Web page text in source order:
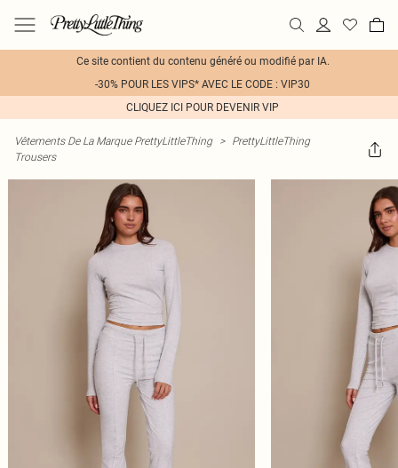
Ce site contient du contenu généré ou modifié par IA.
-30% POUR LES VIPS* AVEC LE CODE : VIP30
CLIQUEZ ICI POUR DEVENIR VIP
Vêtements De La Marque PrettyLittleThing > PrettyLittleThing
Trousers